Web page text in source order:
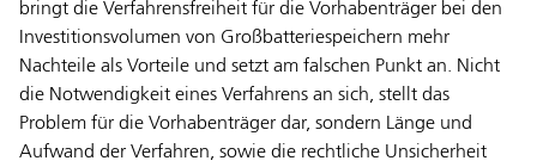
bringt die Verfahrensfreiheit für die Vorhabenträger bei den
Investitionsvolumen von Großbatteriespeichern mehr
Nachteile als Vorteile und setzt am falschen Punkt an. Nicht
die Notwendigkeit eines Verfahrens an sich, stellt das
Problem für die Vorhabenträger dar, sondern Länge und
Aufwand der Verfahren, sowie die rechtliche Unsicherheit